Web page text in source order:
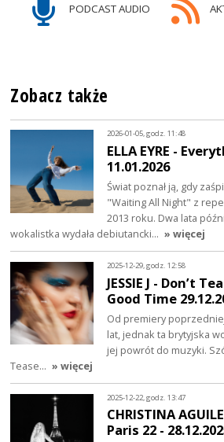
PODCAST AUDIO
Zobacz także
2026-01-05, godz. 11:48
ELLA EYRE -
11.01.2026
Świat poznał ją, gdy
"Waiting All Night" z
2013 roku. Dwa lata
wokalistka wydała debiutancki… » więcej
2025-12-29, godz. 12:58
JESSIE J - Don’t
Good Time
Od premiery poprzedniej
lat, jednak ta brytyjska
jej powrót do muzyki.
Tease… » więcej
2025-12-22, godz. 13:47
CHRISTINA
Paris 22 -